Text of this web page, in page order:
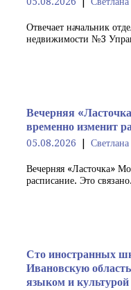
Отвечает начальник
недвижимости №3
Вечерняя
временно изменит
05.08.2026
Вечерняя «Ласточка»
расписание. Это
Сто иностранных
Ивановскую
языком и культурой